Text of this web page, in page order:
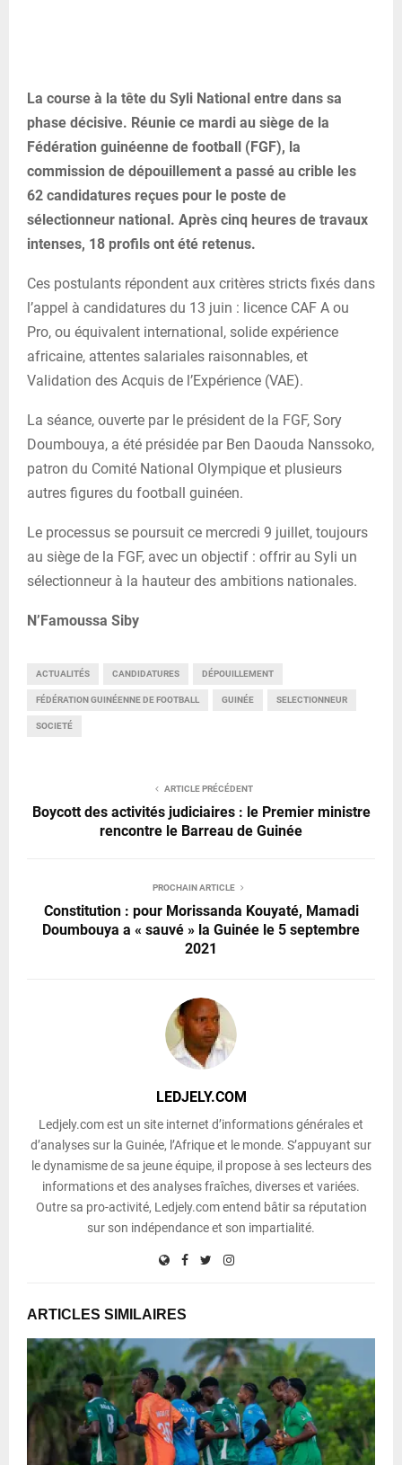
La course à la tête du Syli National entre dans sa
phase décisive. Réunie ce mardi au siège de la
Fédération guinéenne de football (FGF), la
commission de dépouillement a passé au crible les
62 candidatures reçues pour le poste de
sélectionneur national. Après cinq heures de travaux
intenses, 18 profils ont été retenus.
Ces postulants répondent aux critères stricts fixés dans
l’appel à candidatures du 13 juin : licence CAF A ou
Pro, ou équivalent international, solide expérience
africaine, attentes salariales raisonnables, et
Validation des Acquis de l’Expérience (VAE).
La séance, ouverte par le président de la FGF, Sory
Doumbouya, a été présidée par Ben Daouda Nanssoko,
patron du Comité National Olympique et plusieurs
autres figures du football guinéen.
Le processus se poursuit ce mercredi 9 juillet, toujours
au siège de la FGF, avec un objectif : offrir au Syli un
sélectionneur à la hauteur des ambitions nationales.
N’Famoussa Siby
ACTUALITÉS CANDIDATURES DÉPOUILLEMENT
FÉDÉRATION GUINÉENNE DE FOOTBALL GUINÉE SELECTIONNEUR
SOCIETÉ
ARTICLE PRÉCÉDENT
Boycott des activités judiciaires : le Premier ministre
rencontre le Barreau de Guinée
PROCHAIN ARTICLE
Constitution : pour Morissanda Kouyaté, Mamadi
Doumbouya a « sauvé » la Guinée le 5 septembre
2021
LEDJELY.COM
Ledjely.com est un site internet d’informations générales et
d’analyses sur la Guinée, l’Afrique et le monde. S’appuyant sur
le dynamisme de sa jeune équipe, il propose à ses lecteurs des
informations et des analyses fraîches, diverses et variées.
Outre sa pro-activité, Ledjely.com entend bâtir sa réputation
sur son indépendance et son impartialité.
ARTICLES SIMILAIRES